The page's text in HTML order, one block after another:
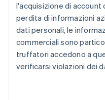
l'acquisizione di
perdita di informazioni
dati personali, le
commerciali sono
truffatori accedono a
verificarsi violazioni dei